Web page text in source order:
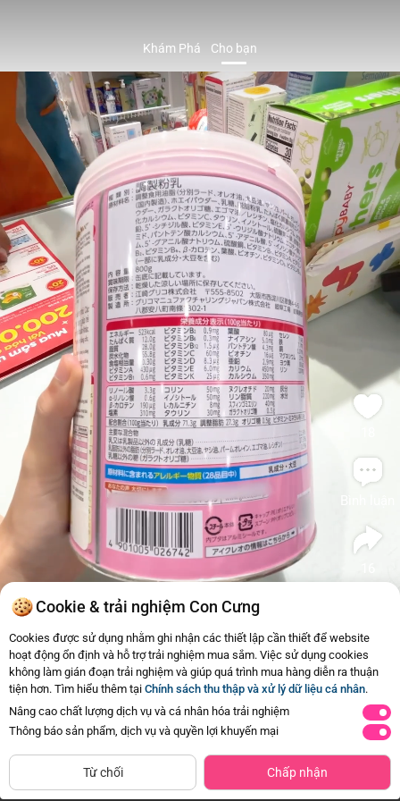
Khám Phá Cho bạn
#Suabot #VS
Tương tự
1
Thực phẩm bổ sung Icreo Learning
Milk số 3 820g
515.000đ -20%
412.000đ
Cookie & trải nghiệm Con Cưng
Cookies được sử dụng nhằm ghi nhận các thiết lập cần thiết để website
hoạt động ổn định và hỗ trợ trải nghiệm mua sắm. Việc sử dụng cookies
không làm gián đoạn trải nghiệm và giúp quá trình mua hàng diễn ra thuận
tiện hơn. Tìm hiểu thêm tại Chính sách thu thập và xử lý dữ liệu cá nhân.
Nâng cao chất lượng dịch vụ và cá nhân hóa trải nghiệm
Thông báo sản phẩm, dịch vụ và quyền lợi khuyến mại
Từ chối Chấp nhận
Danh mục Giỏ hàng